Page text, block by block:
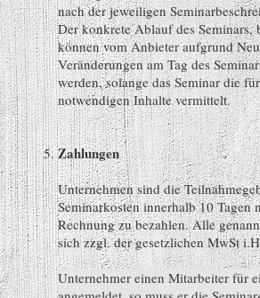
nach der jeweiligen
Der konkrete Ablauf des Seminars,
können vom Anbieter aufgrund
Veränderungen am Tag des
werden, solange das Seminar die
notwendigen
Zahlungen
Unternehmen sind die
Seminarkosten innerhalb 10 Tagen
Rechnung zu bezahlen. Alle
sich zzgl. der gesetzlichen
Unternehmer einen Mitarbeiter für